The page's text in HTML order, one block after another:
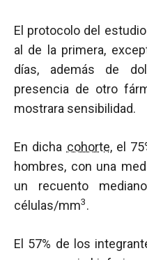
El protocolo del
al de la primera,
días, además de
presencia de otro
mostrara sensibilidad.
En dicha cohorte, el
hombres, con una
un recuento
células/mm3.
El 57% de los